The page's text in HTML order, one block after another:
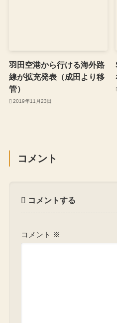
羽田空港から行ける海外路
線が拡充発表（成田より移
管）
2019年11月23日
コメント
コメントする
コメント ※